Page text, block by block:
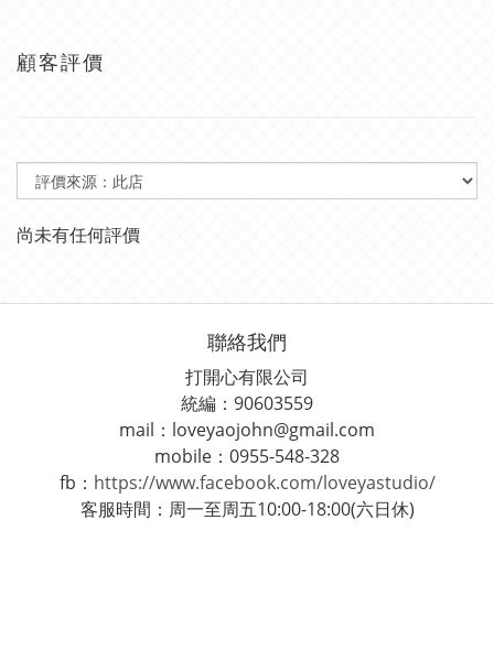
顧客評價
尚未有任何評價
聯絡我們
打開心有限公司
統編：90603559
mail：loveyaojohn@gmail.com
mobile：0955-548-328
fb： https://www.facebook.com/loveyastudio/
客服時間：周一至周五10:00-18:00(六日休)